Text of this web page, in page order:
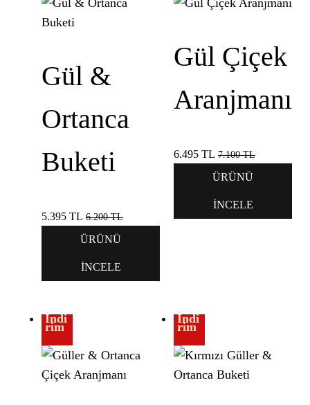
Gül &
Ortanca
Buketi
5.395 TL 6.200TL
ÜRÜNÜ
İNCELE
Gül Çiçek
Aranjmanı
6.495 TL 7.100TL
ÜRÜNÜ
İNCELE
İndi
rim
İndi
rim